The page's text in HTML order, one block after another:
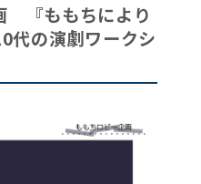
『ももちにより
代の演劇ワークシ